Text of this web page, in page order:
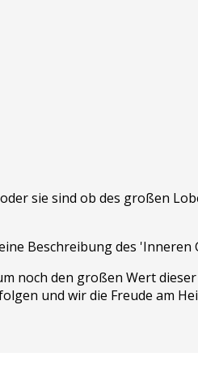
sie sind ob des großen
Beschreibung des 'Inneren
noch den großen Wert dieser
und wir die Freude am